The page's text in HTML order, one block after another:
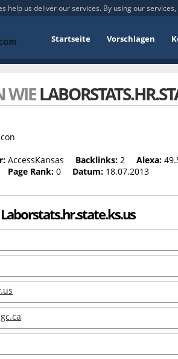
help us deliver our services. By using our
Startseite Vorschlagen
WIE
AccessKansas Backlinks: 2 Alexa:
Page Rank: 0 Datum: 18.07.2013